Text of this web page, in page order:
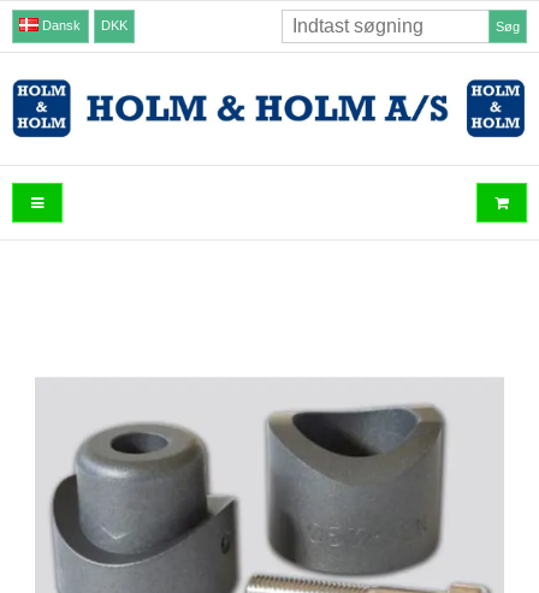
Dansk DKK Søg